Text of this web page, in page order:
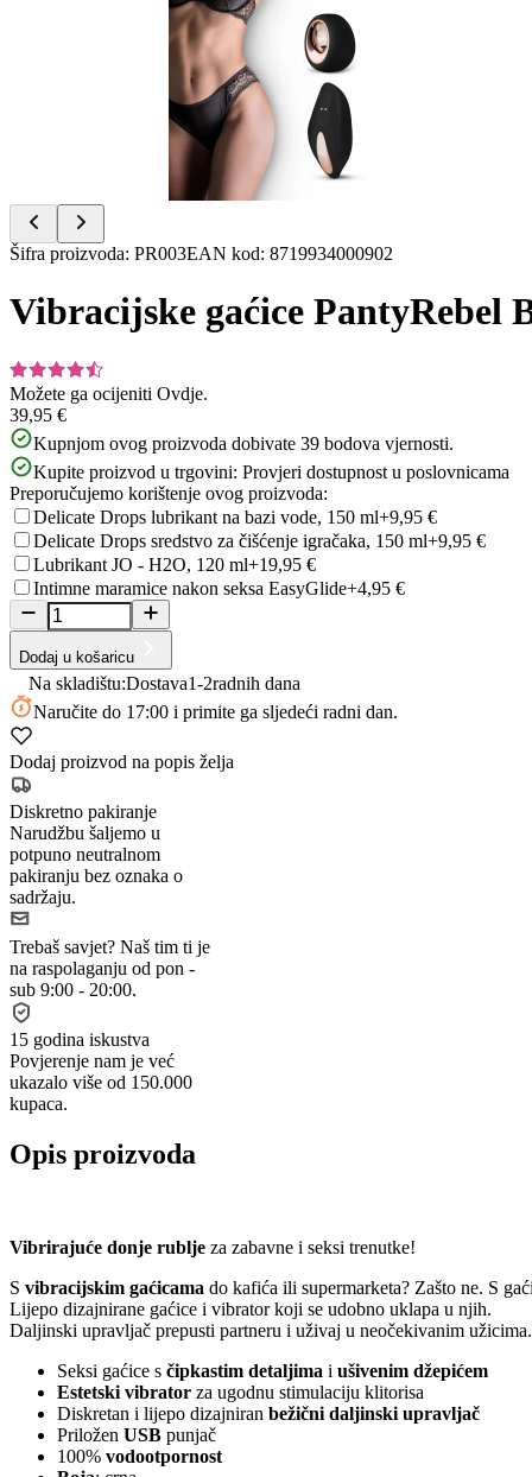
Item
of
16
Šifra proizvoda: PR003EAN kod: 8719934000902
Vibracijske gaćice PantyRebel
Možete ga ocijeniti Ovdje.
39,95 €
Kupnjom ovog proizvoda dobivate 39 bodova vjernosti.
Kupite proizvod u trgovini: Provjeri dostupnost u poslovnicama
Preporučujemo korištenje ovog proizvoda:
Delicate Drops lubrikant na bazi vode, 150 ml+9,95 €
Delicate Drops sredstvo za čišćenje igračaka, 150 ml+9,95 €
Lubrikant JO - H2O, 120 ml+19,95 €
Intimne maramice nakon seksa EasyGlide+4,95 €
Dodaj u košaricu
Na skladištu:Dostava1-2radnih dana
Naručite do 17:00 i primite ga sljedeći radni dan.
Dodaj proizvod na popis želja
Diskretno pakiranje
Narudžbu šaljemo u
potpuno neutralnom
pakiranju bez oznaka o
sadržaju.
Trebaš savjet? Naš tim ti je
na raspolaganju od pon -
sub 9:00 - 20:00.
15 godina iskustva
Povjerenje nam je već
ukazalo više od 150.000
kupaca.
Opis proizvoda
Vibrirajuće donje rublje za zabavne i seksi trenutke!
S vibracijskim gaćicama do kafića ili supermarketa? Zašto ne. S
Lijepo dizajnirane gaćice i vibrator koji se udobno uklapa u njih.
Daljinski upravljač prepusti partneru i uživaj u neočekivanim užicima.
Seksi gaćice s čipkastim detaljima i ušivenim džepićem
Estetski vibrator za ugodnu stimulaciju klitorisa
Diskretan i lijepo dizajniran bežični daljinski upravljač
Priložen USB punjač
100% vodootpornost